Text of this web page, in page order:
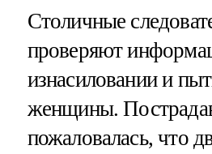
Столичные
проверяют
изнасиловании и
женщины.
пожаловалась, что